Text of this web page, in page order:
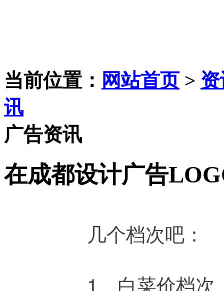
当前位置： 网站首页 >
讯
广告资讯
在成都设计广告
	　　几个档次吧：